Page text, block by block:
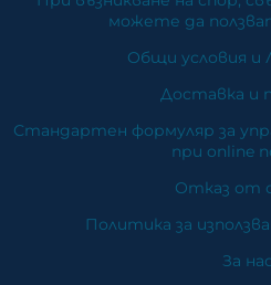
можете да
Общи условия и
Доставка и
Стандартен формуляр за
при online
Отказ от
Политика за
За нас